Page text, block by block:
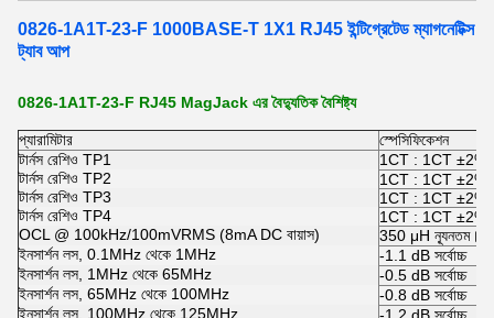
0826-1A1T-23-F 1000BASE-T 1X1 RJ45 ইন্টিগ্রেটেড ম্যাগনেটিক্স
ট্যাব আপ
0826-1A1T-23-F RJ45 MagJack এর বৈদ্যুতিক বৈশিষ্ট্য
প্যারামিটার
স্পেসিফিকেশন
টার্নস রেশিও TP1
1CT : 1CT ±2%
টার্নস রেশিও TP2
1CT : 1CT ±2%
টার্নস রেশিও TP3
1CT : 1CT ±2%
টার্নস রেশিও TP4
1CT : 1CT ±2%
OCL @ 100kHz/100mVRMS (8mA DC বায়াস)
350 μH ন্যূনতম।
ইনসার্শন লস, 0.1MHz থেকে 1MHz
-1.1 dB সর্বোচ্চ
ইনসার্শন লস, 1MHz থেকে 65MHz
-0.5 dB সর্বোচ্চ
ইনসার্শন লস, 65MHz থেকে 100MHz
-0.8 dB সর্বোচ্চ
ইনসার্শন লস, 100MHz থেকে 125MHz